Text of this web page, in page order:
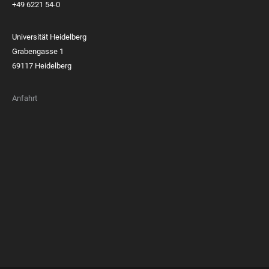
+49 6221 54-0
Universität Heidelberg
Grabengasse 1
69117 Heidelberg
Anfahrt